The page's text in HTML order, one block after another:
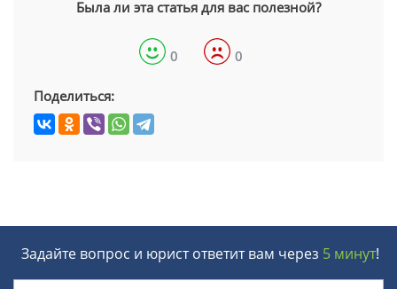
Была ли эта статья для вас полезной?
0 0
Поделиться:
Задайте вопрос и юрист ответит вам через 5 минут!